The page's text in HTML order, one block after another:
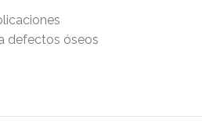
defectos óseos